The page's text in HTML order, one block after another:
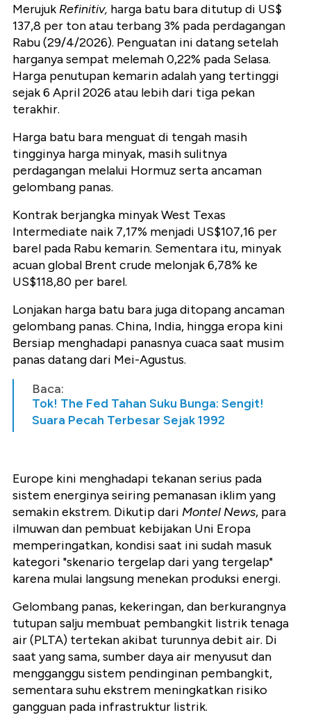
Merujuk Refinitiv, harga batu bara ditutup di US$
137,8 per ton atau terbang 3% pada perdagangan
Rabu (29/4/2026). Penguatan ini datang setelah
harganya sempat melemah 0,22% pada Selasa.
Harga penutupan kemarin adalah yang tertinggi
sejak 6 April 2026 atau lebih dari tiga pekan
terakhir.
Harga batu bara menguat di tengah masih
tingginya harga minyak, masih sulitnya
perdagangan melalui Hormuz serta ancaman
gelombang panas.
Kontrak berjangka minyak West Texas
Intermediate naik 7,17% menjadi US$107,16 per
barel pada Rabu kemarin. Sementara itu, minyak
acuan global Brent crude melonjak 6,78% ke
US$118,80 per barel.
Lonjakan harga batu bara juga ditopang ancaman
gelombang panas. China, India, hingga eropa kini
Bersiap menghadapi panasnya cuaca saat musim
panas datang dari Mei-Agustus.
Baca:
Tok! The Fed Tahan Suku Bunga: Sengit!
Suara Pecah Terbesar Sejak 1992
Europe kini menghadapi tekanan serius pada
sistem energinya seiring pemanasan iklim yang
semakin ekstrem. Dikutip dari Montel News, para
ilmuwan dan pembuat kebijakan Uni Eropa
memperingatkan, kondisi saat ini sudah masuk
kategori "skenario tergelap dari yang tergelap"
karena mulai langsung menekan produksi energi.
Gelombang panas, kekeringan, dan berkurangnya
tutupan salju membuat pembangkit listrik tenaga
air (PLTA) tertekan akibat turunnya debit air. Di
saat yang sama, sumber daya air menyusut dan
mengganggu sistem pendinginan pembangkit,
sementara suhu ekstrem meningkatkan risiko
gangguan pada infrastruktur listrik.